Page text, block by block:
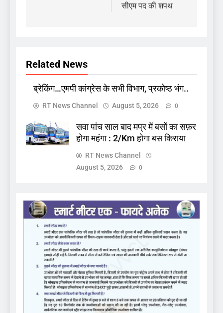
सीएम पद की शपथ
Related News
ब्रेकिंग…एमपी कांग्रेस के सभी विभाग, प्रकोष्ठ भंग..
RT News Channel August 5, 2026 0
सवा पांच साल बाद मप्र में बसों का सफ़र
होगा महंगा : 2/Km होगा बस किराया
RT News Channel
August 5, 2026
0